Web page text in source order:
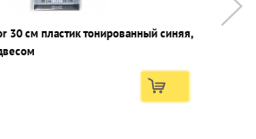
30 см пластик тонированный синяя,